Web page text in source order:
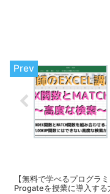
【無料で学べるプログラミ
Progateを授業に導入する